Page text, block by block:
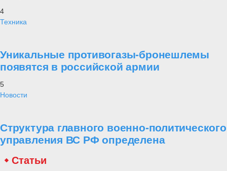
4
Техника
Уникальные противогазы-бронешлемы
появятся в российской армии
5
Новости
Структура главного военно-политического
управления ВС РФ определена
Статьи